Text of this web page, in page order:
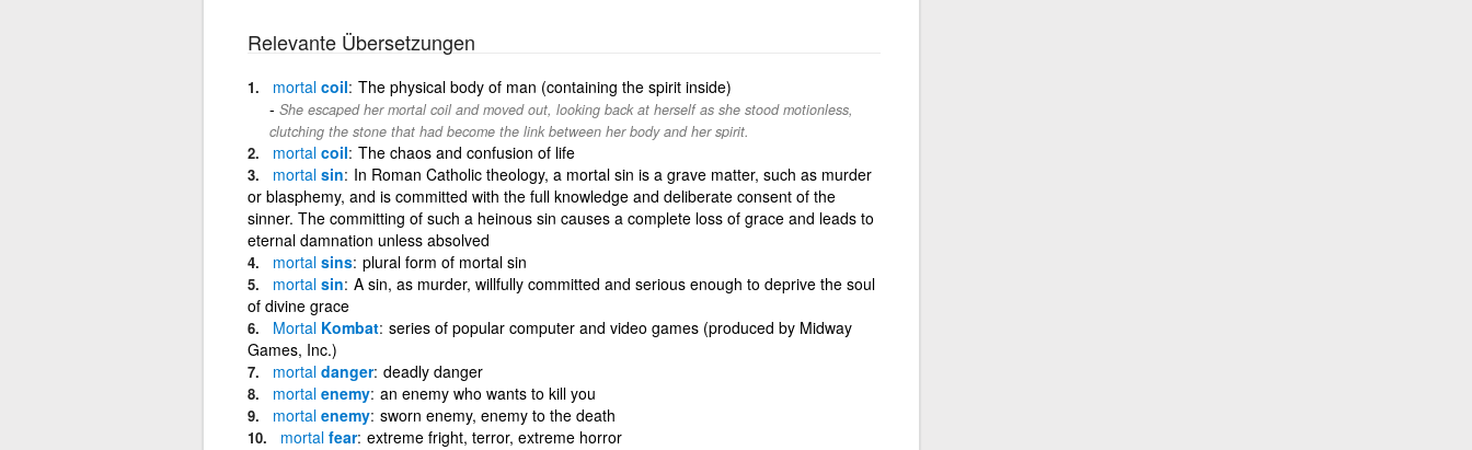
Relevante Übersetzungen
mortalcoil The physical body of man (containing the spirit inside)
She escaped her mortal coil and moved out, looking back at herself as she stood motionless,
clutching the stone that had become the link between her body and her spirit.
mortalcoil The chaos and confusion of life
mortalsin In Roman Catholic theology, a mortal sin is a grave matter, such as murder
or blasphemy, and is committed with the full knowledge and deliberate consent of the
sinner. The committing of such a heinous sin causes a complete loss of grace and leads to
eternal damnation unless absolved
mortalsins plural form of mortal sin
mortalsin A sin, as murder, willfully committed and serious enough to deprive the soul
of divine grace
MortalKombat series of popular computer and video games (produced by Midway
Games, Inc.)
mortaldanger deadly danger
mortalenemy an enemy who wants to kill you
mortalenemy sworn enemy, enemy to the death
mortalfear extreme fright, terror, extreme horror